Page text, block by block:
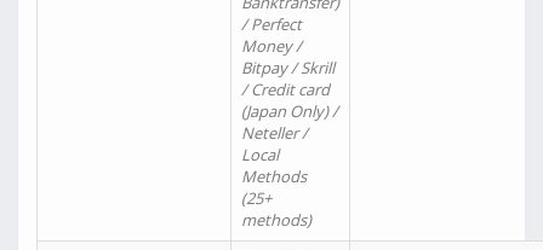
/ Perfect
Money /
Bitpay / Skrill
/ Credit card
(Japan Only) /
Neteller /
Local
Methods
(25+
methods)